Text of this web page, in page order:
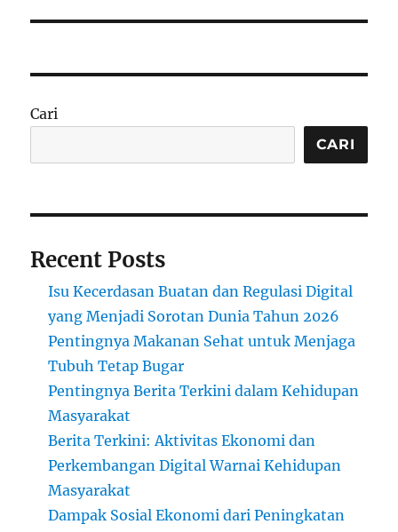
Cari
CARI
Recent Posts
Isu Kecerdasan Buatan dan Regulasi Digital
yang Menjadi Sorotan Dunia Tahun 2026
Pentingnya Makanan Sehat untuk Menjaga
Tubuh Tetap Bugar
Pentingnya Berita Terkini dalam Kehidupan
Masyarakat
Berita Terkini: Aktivitas Ekonomi dan
Perkembangan Digital Warnai Kehidupan
Masyarakat
Dampak Sosial Ekonomi dari Peningkatan